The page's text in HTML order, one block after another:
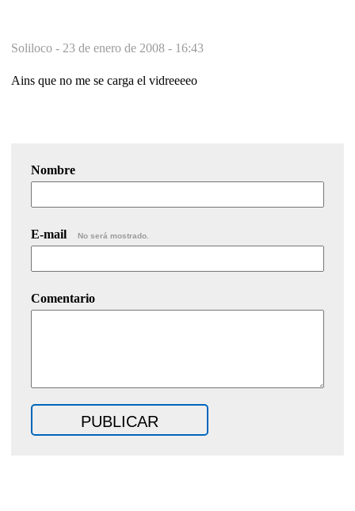
Soliloco - 23 de enero de 2008 - 16:43
Ains que no me se carga el vidreeeeo
Nombre
E-mail No será mostrado.
Comentario